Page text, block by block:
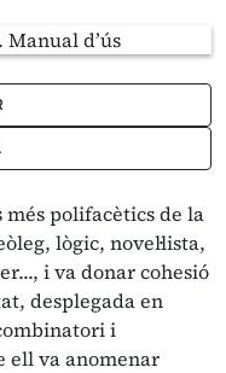
polifacètics de la
lògic, novel·lista,
i va donar cohesió
desplegada en
i
ell va anomenar